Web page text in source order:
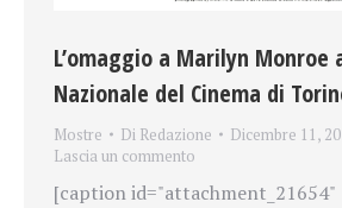
L’omaggio a Marilyn Monroe
Nazionale del Cinema di
Mostre Di Redazione
Dicembre 11,
Lascia un commento
[caption id="attachment_21654"